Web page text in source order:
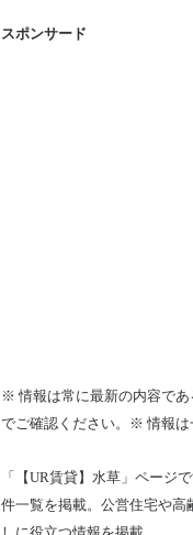
スポンサード
※ 情報は常に最新の内容で
でご確認ください。※ 情報は
「【UR賃貸】水草」ページ
件一覧を掲載。公営住宅や高